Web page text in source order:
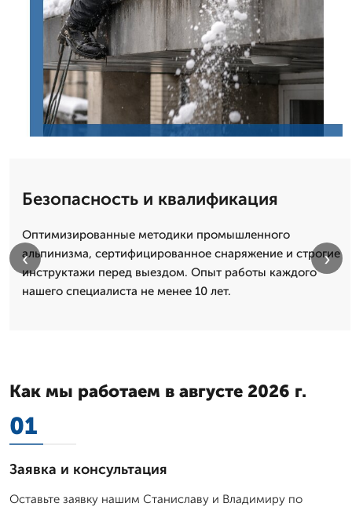
Безопасность и квалификация
Оптимизированные методики промышленного
альпинизма, сертифицированное снаряжение и строгие
инструктажи перед выездом. Опыт работы каждого
нашего специалиста не менее 10 лет.
‹ ›
Как мы работаем в августе 2026 г.
01
Заявка и консультация
Оставьте заявку нашим Станиславу и Владимиру по